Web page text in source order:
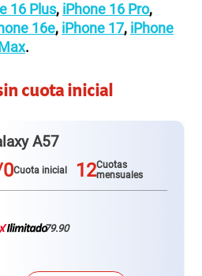
16 Plus, iPhone 16 Pro,
16e, iPhone 17, iPhone
.
cuota inicial
Note 15 pro plus
Cuota inicial 12Cuotas
mensuales
79.90